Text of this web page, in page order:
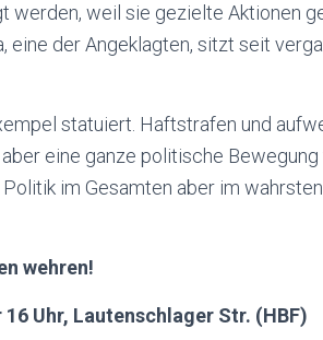
werden, weil sie gezielte Aktionen
eine der Angeklagten, sitzt seit
statuiert. Haftstrafen und
eine ganze politische
im Gesamten aber im
wehren!
Uhr, Lautenschlager Str. (HBF)